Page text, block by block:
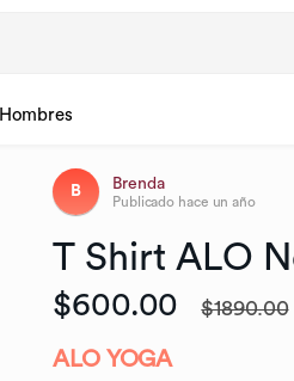
Hombres
B Brenda
Publicado hace un año
T Shirt ALO
$600.00 $1890.00
ALO YOGA